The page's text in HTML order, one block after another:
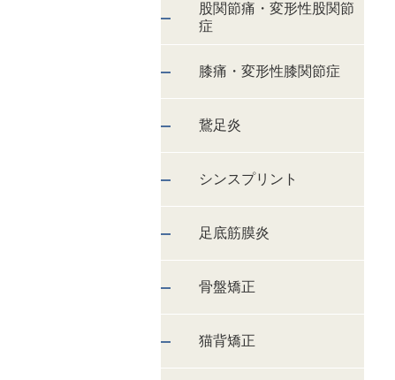
股関節痛・変形性股関節
症
膝痛・変形性膝関節症
鵞足炎
シンスプリント
足底筋膜炎
骨盤矯正
猫背矯正